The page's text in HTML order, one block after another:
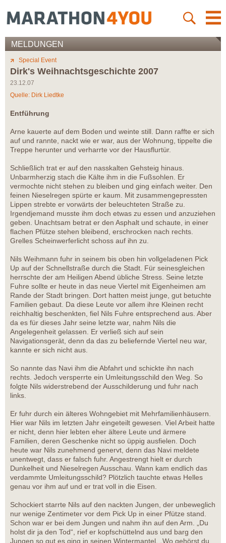
MELDUNGEN
Special Event
Dirk's Weihnachtsgeschichte 2007
23.12.07
Quelle: Dirk Liedtke
Entführung
Arne kauerte auf dem Boden und weinte still. Dann raffte er sich
auf und rannte, nackt wie er war, aus der Wohnung, tippelte die
Treppe herunter und verharrte vor der Hausflurtür.
Schließlich trat er auf den nasskalten Gehsteig hinaus.
Unbarmherzig stach die Kälte ihm in die Fußsohlen. Er
vermochte nicht stehen zu bleiben und ging einfach weiter. Den
feinen Nieselregen spürte er kaum. Mit zusammengepressten
Lippen strebte er vorwärts der beleuchteten Straße zu.
Irgendjemand musste ihm doch etwas zu essen und anzuziehen
geben. Unachtsam betrat er den Asphalt und schaute, in einer
flachen Pfütze stehen bleibend, erschrocken nach rechts.
Grelles Scheinwerferlicht schoss auf ihn zu.
Nils Weihmann fuhr in seinem bis oben hin vollgeladenen Pick
Up auf der Schnellstraße durch die Stadt. Für seinesgleichen
herrschte der am Heiligen Abend übliche Stress. Seine letzte
Fuhre sollte er heute in das neue Viertel mit Eigenheimen am
Rande der Stadt bringen. Dort hatten meist junge, gut betuchte
Familien gebaut. Da diese Leute vor allem ihre Kleinen recht
reichhaltig beschenkten, fiel Nils Fuhre entsprechend aus. Aber
da es für dieses Jahr seine letzte war, nahm Nils die
Angelegenheit gelassen. Er verließ sich auf sein
Navigationsgerät, denn da das zu beliefernde Viertel neu war,
kannte er sich nicht aus.
So nannte das Navi ihm die Abfahrt und schickte ihn nach
rechts. Jedoch versperrte ein Umleitungsschild den Weg. So
folgte Nils widerstrebend der Ausschilderung und fuhr nach
links.
Er fuhr durch ein älteres Wohngebiet mit Mehrfamilienhäusern.
Hier war Nils im letzten Jahr eingeteilt gewesen. Viel Arbeit hatte
er nicht, denn hier lebten eher ältere Leute und ärmere
Familien, deren Geschenke nicht so üppig ausfielen. Doch
heute war Nils zunehmend genervt, denn das Navi meldete
unentwegt, dass er falsch fuhr. Angestrengt hielt er durch
Dunkelheit und Nieselregen Ausschau. Wann kam endlich das
verdammte Umleitungsschild? Plötzlich tauchte etwas Helles
genau vor ihm auf und er trat voll in die Eisen.
Schockiert starrte Nils auf den nackten Jungen, der unbeweglich
nur wenige Zentimeter vor dem Pick Up in einer Pfütze stand.
Schon war er bei dem Jungen und nahm ihn auf den Arm. „Du
holst dir ja den Tod“, rief er kopfschüttelnd aus und barg den
Jungen so gut es ging in seinen Wintermantel. „Wo gehörst du